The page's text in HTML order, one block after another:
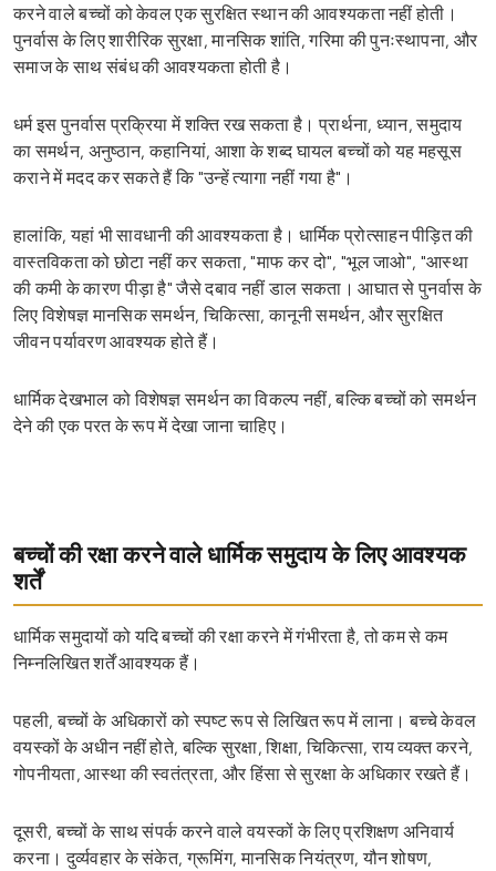
करने वाले बच्चों को केवल एक सुरक्षित स्थान की आवश्यकता नहीं होती।
पुनर्वास के लिए शारीरिक सुरक्षा, मानसिक शांति, गरिमा की पुनःस्थापना, और
समाज के साथ संबंध की आवश्यकता होती है।
धर्म इस पुनर्वास प्रक्रिया में शक्ति रख सकता है। प्रार्थना, ध्यान, समुदाय
का समर्थन, अनुष्ठान, कहानियां, आशा के शब्द घायल बच्चों को यह महसूस
कराने में मदद कर सकते हैं कि "उन्हें त्यागा नहीं गया है"।
हालांकि, यहां भी सावधानी की आवश्यकता है। धार्मिक प्रोत्साहन पीड़ित की
वास्तविकता को छोटा नहीं कर सकता, "माफ कर दो", "भूल जाओ", "आस्था
की कमी के कारण पीड़ा है" जैसे दबाव नहीं डाल सकता। आघात से पुनर्वास के
लिए विशेषज्ञ मानसिक समर्थन, चिकित्सा, कानूनी समर्थन, और सुरक्षित
जीवन पर्यावरण आवश्यक होते हैं।
धार्मिक देखभाल को विशेषज्ञ समर्थन का विकल्प नहीं, बल्कि बच्चों को समर्थन
देने की एक परत के रूप में देखा जाना चाहिए।
बच्चों की रक्षा करने वाले धार्मिक समुदाय के लिए आवश्यक
शर्तें
धार्मिक समुदायों को यदि बच्चों की रक्षा करने में गंभीरता है, तो कम से कम
निम्नलिखित शर्तें आवश्यक हैं।
पहली, बच्चों के अधिकारों को स्पष्ट रूप से लिखित रूप में लाना। बच्चे केवल
वयस्कों के अधीन नहीं होते, बल्कि सुरक्षा, शिक्षा, चिकित्सा, राय व्यक्त करने,
गोपनीयता, आस्था की स्वतंत्रता, और हिंसा से सुरक्षा के अधिकार रखते हैं।
दूसरी, बच्चों के साथ संपर्क करने वाले वयस्कों के लिए प्रशिक्षण अनिवार्य
करना। दुर्व्यवहार के संकेत, ग्रूमिंग, मानसिक नियंत्रण, यौन शोषण,